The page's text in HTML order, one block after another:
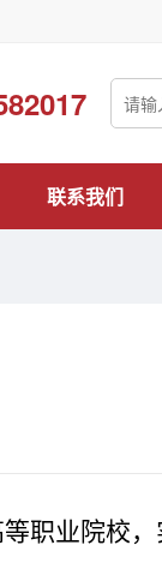
联系我们
职业院校